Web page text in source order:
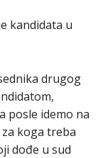
kandidata u
drugog
posle idemo na
za koga treba
dođe u sud